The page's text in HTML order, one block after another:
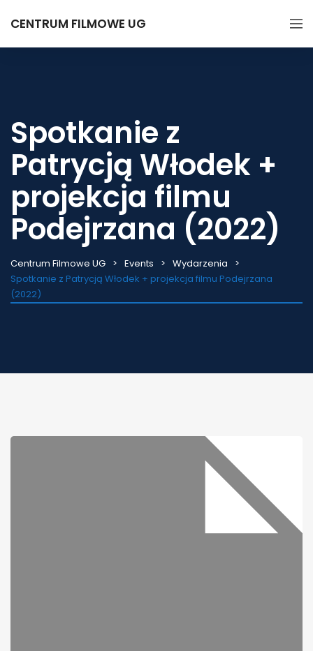
CENTRUM FILMOWE UG
Spotkanie z
Patrycją Włodek +
projekcja filmu
Podejrzana (2022)
Centrum Filmowe UG Events
Wydarzenia
Spotkanie z Patrycją Włodek + projekcja filmu Podejrzana
(2022)